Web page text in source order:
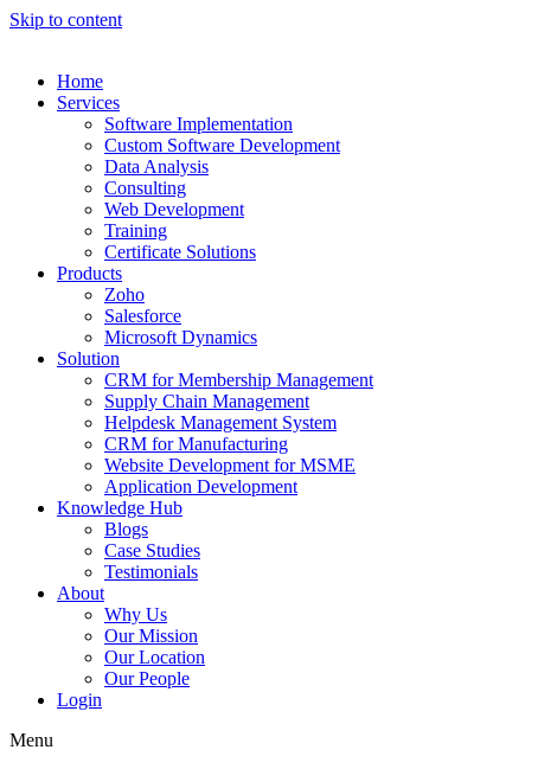
Skip to content
Home
Services
Software Implementation
Custom Software Development
Data Analysis
Consulting
Web Development
Training
Certificate Solutions
Products
Zoho
Salesforce
Microsoft Dynamics
Solution
CRM for Membership Management
Supply Chain Management
Helpdesk Management System
CRM for Manufacturing
Website Development for MSME
Application Development
Knowledge Hub
Blogs
Case Studies
Testimonials
About
Why Us
Our Mission
Our Location
Our People
Login
Menu